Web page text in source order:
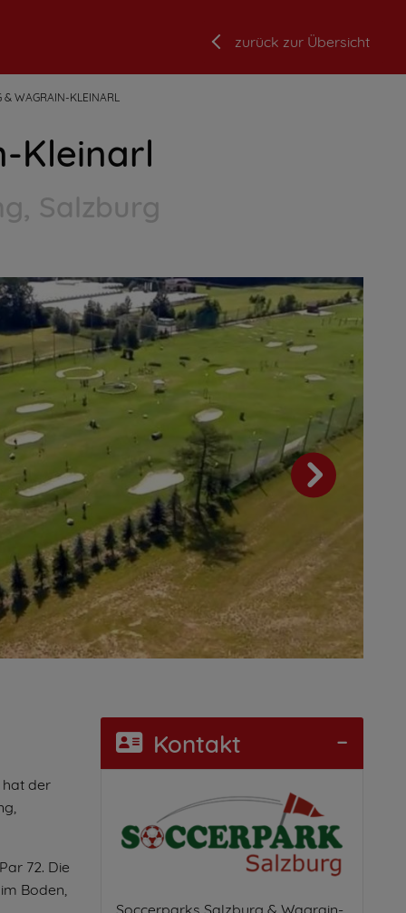
zurück zur Übersicht
& WAGRAIN-KLEINARL
Kleinarl
Salzburg
hat der
72. Die
Boden,
Kontakt